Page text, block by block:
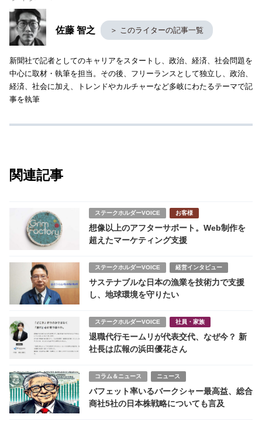
佐藤 智之 ＞ このライターの記事一覧
新聞社で記者としてのキャリアをスタートし、政治、経済、社会問題を
中心に取材・執筆を担当。その後、フリーランスとして独立し、政治、
経済、社会に加え、トレンドやカルチャーなど多岐にわたるテーマで記
事を執筆
関連記事
ステークホルダーVOICE お客様
想像以上のアフターサポート。Web制作を
超えたマーケティング支援
ステークホルダーVOICE 経営インタビュー
サステナブルな日本の漁業を技術力で支援
し、地球環境を守りたい
ステークホルダーVOICE 社員・家族
退職代行モームリが代表交代、なぜ今？ 新
社長は広報の浜田優花さん
コラム＆ニュース ニュース
バフェット率いるバークシャー最高益、総合
商社5社の日本株戦略についても言及